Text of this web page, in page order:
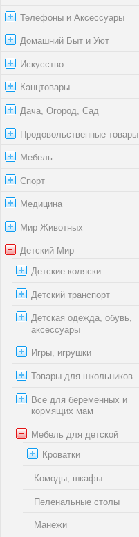
Телефоны и Аксессуары
Домашний Быт и Уют
Искусство
Канцтовары
Дача, Огород, Сад
Продовольственные товары
Мебель
Спорт
Медицина
Мир Животных
Детский Мир
Детские коляски
Детский транспорт
Детская одежда, обувь,
аксессуары
Игры, игрушки
Товары для школьников
Все для беременных и
кормящих мам
Мебель для детской
Кроватки
Комоды, шкафы
Пеленальные столы
Манежи